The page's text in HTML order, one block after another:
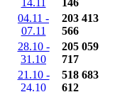
14.11
146
04.11 -
07.11
203 413
566
28.10 -
31.10
205 059
717
21.10 -
24.10
518 683
612